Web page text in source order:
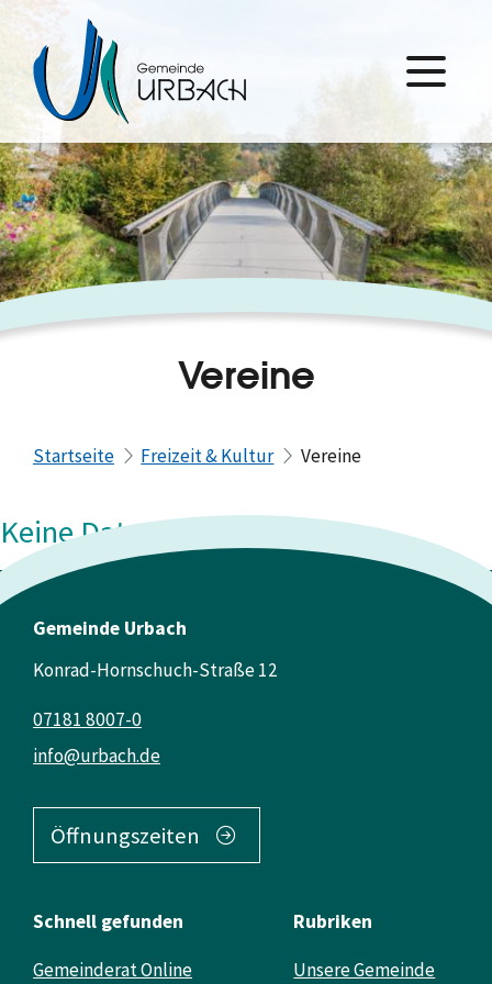
Vereine
Startseite Freizeit & Kultur Vereine
Keine Daten vorhanden
Gemeinde Urbach
Konrad-Hornschuch-Straße 12
info@urbach.de
07181 8007-0
Öffnungszeiten
Schnell gefunden
Gemeinderat Online
Rubriken
Unsere Gemeinde